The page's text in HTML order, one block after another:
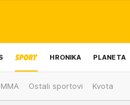
HRONIKA PLANETA
IZBOR UREDNIKA
MMA Ostali sportovi Kvota